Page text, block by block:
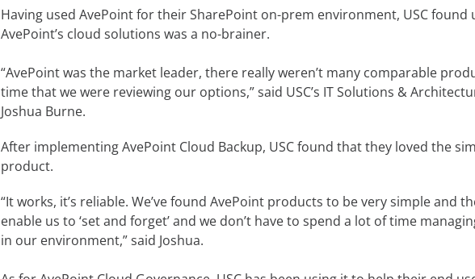
Having used AvePoint for their SharePoint on-prem environment, USC found
AvePoint’s cloud solutions was a no-brainer.
“AvePoint was the market leader, there really weren’t many comparable
time that we were reviewing our options,” said USC’s IT Solutions &
Joshua Burne.
After implementing AvePoint Cloud Backup, USC found that they loved the
product.
“It works, it’s reliable. We’ve found AvePoint products to be very simple and
enable us to ‘set and forget’ and we don’t have to spend a lot of time
in our environment,” said Joshua.